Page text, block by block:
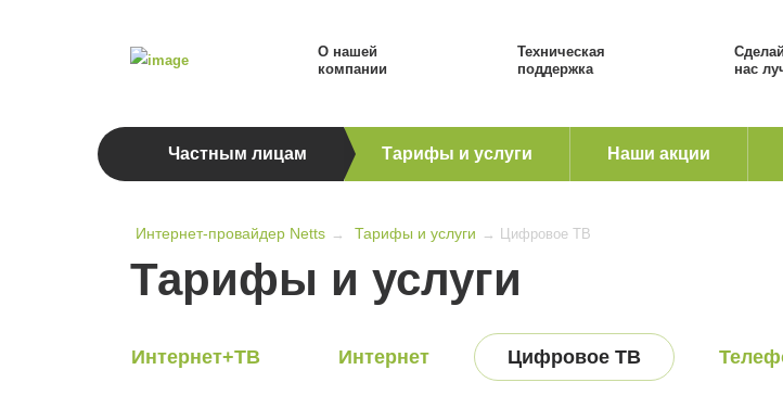
О нашей
компании
Техническая
поддержка
нас
Частным лицам Тарифы и услуги Наши акции
Интернет-провайдер Netts → Тарифы и услуги → Цифровое ТВ
Тарифы и услуги
Интернет+ТВ Интернет Цифровое ТВ